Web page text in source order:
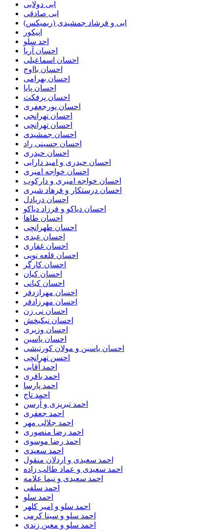
ابی دولابی
ابی صادقی
ابی و فرشاد جمشیدی (ریمیکس)
اپیکور
احد سلو
احسان آریا
احسان اسماعیلی
احسان بااوج
احسان بهرامی
احسان پایا
احسان پرفکت
احسان پورجعفری
احسان تهرانجی
احسان تهرانچی
احسان جمشیدی
احسان حسینی راد
احسان حیدری
احسان حیدری و امید دارابی
احسان خواجه امیری
احسان خواجه امیری و دارکوب
احسان درستكار و فرهاد شيرى
احسان دریادل
احسان دیاکو و فرزاد دیاکو
احسان طاها
احسان طهرانچی
احسان عبدی
احسان غفاری
احسان قلعه نویی
احسان کارگر
احسان کیان
احسان کیانی
احسان مهرازدفر
احسان مهرزادفر
احسان نی زن
احسان نیکبخش
احسان وزیری
احسان یاسین
احسان یاسین و مولان کورتیشی
احسن تهرانچی
احمد آقایی
احمد باقری
احمد پارسا
احمد تاج
احمد تبریزی و آرسن
احمد جعفری
احمد جلالی مهر
احمد رضا منصوری
احمد رضا موسوی
احمد سعیدی
احمد سعیدی و اردلان منقول
احمد سعیدی و عماد طالب زاده
احمد سعیدی و نیما علامه
احمد سلفی
احمد سلو
احمد سلو و امیر کلهر
احمد سلو و سینا کرمی
احمد سلو و معین زندی